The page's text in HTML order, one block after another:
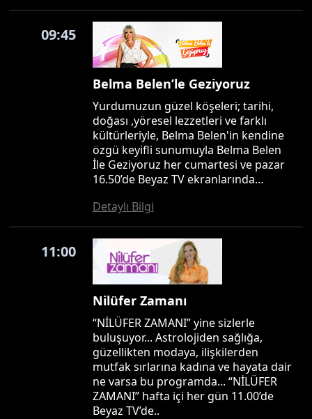
09:45
Belma Belen’le Geziyoruz
Yurdumuzun güzel köşeleri; tarihi,
doğası ,yöresel lezzetleri ve farklı
kültürleriyle, Belma Belen'in kendine
özgü keyifli sunumuyla Belma Belen
İle Geziyoruz her cumartesi ve pazar
16.50’de Beyaz TV ekranlarında…
Detaylı Bilgi
11:00
Nilüfer Zamanı
“NİLÜFER ZAMANI” yine sizlerle
buluşuyor... Astrolojiden sağlığa,
güzellikten modaya, ilişkilerden
mutfak sırlarına kadına ve hayata dair
ne varsa bu programda... “NİLÜFER
ZAMANI” hafta içi her gün 11.00’de
Beyaz TV’de..